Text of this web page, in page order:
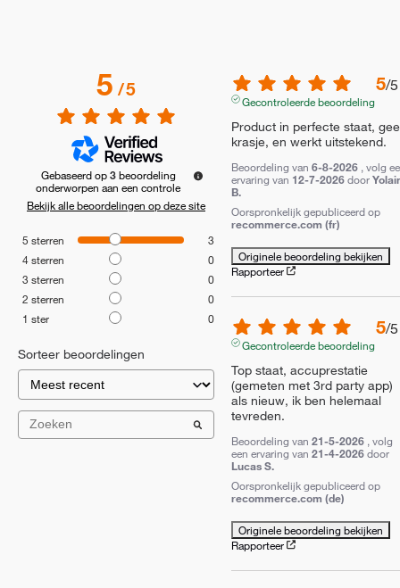
5/5
Gebaseerd op3 beoordeling
onderworpen aan een controle
Bekijk alle beoordelingen op deze site
5 sterren
3
4sterren
0
3 sterren
0
2 sterren
0
1 ster 0
Sorteer beoordelingen
5/5
Gecontroleerde beoordeling
Product in perfecte staat,
krasje, en werkt uitstekend.
Beoordeling van 6-8-2026 , volg
ervaring van 12-7-2026 door
B.
Oorspronkelijk gepubliceerd op
recommerce.com (fr)
Originele beoordeling bekijken
Rapporteer
5/5
Gecontroleerde beoordeling
Top staat, accuprestatie
(gemeten met 3rd party app)
als nieuw, ik ben helemaal
tevreden.
Beoordeling van 21-5-2026 , volg
een ervaring van 21-4-2026 door
Lucas S.
Oorspronkelijk gepubliceerd op
recommerce.com (de)
Originele beoordeling bekijken
Rapporteer